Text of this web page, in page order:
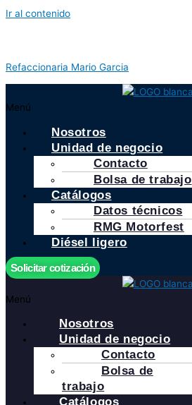
Ir al contenido
Refaccionaria Mario Garcia
Menú
Nosotros
Unidad de negocio
Contacto
Bolsa de trabajo
Catálogos
Datos técnicos
RMG Motorfest
Diésel ligero
Solicitar cotización
Menú
Nosotros
Unidad de negocio
Contacto
Bolsa de
trabajo
Catálogos